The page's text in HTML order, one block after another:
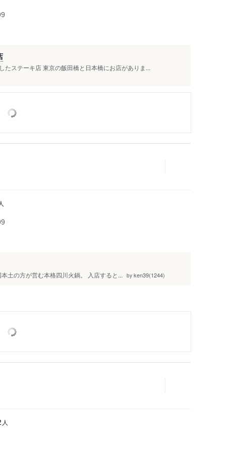
ステーキ店 東京の飯田橋と日本橋にお店がありま...
土の方が営む本格四川火鍋。 入店すると... by ken39(1244)
人